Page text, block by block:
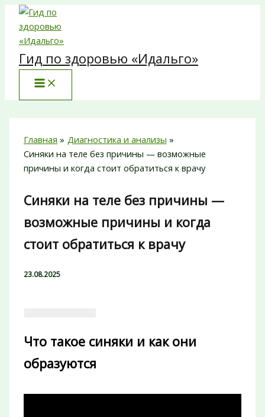
Перейти
содержимому
Гид по здоровью «Идальго»
Главная
Диагностика и анализы
Синяки на теле без причины — возможные
причины и когда стоит обратиться к врачу
Синяки на теле без причины —
возможные причины и когда
стоит обратиться к врачу
23.08.2025
Что такое синяки и как они
образуются